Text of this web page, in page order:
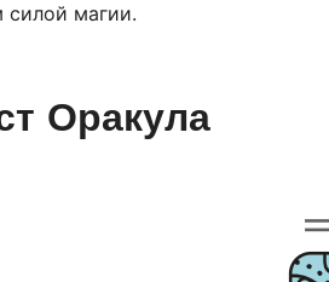
силой магии.
Оракула